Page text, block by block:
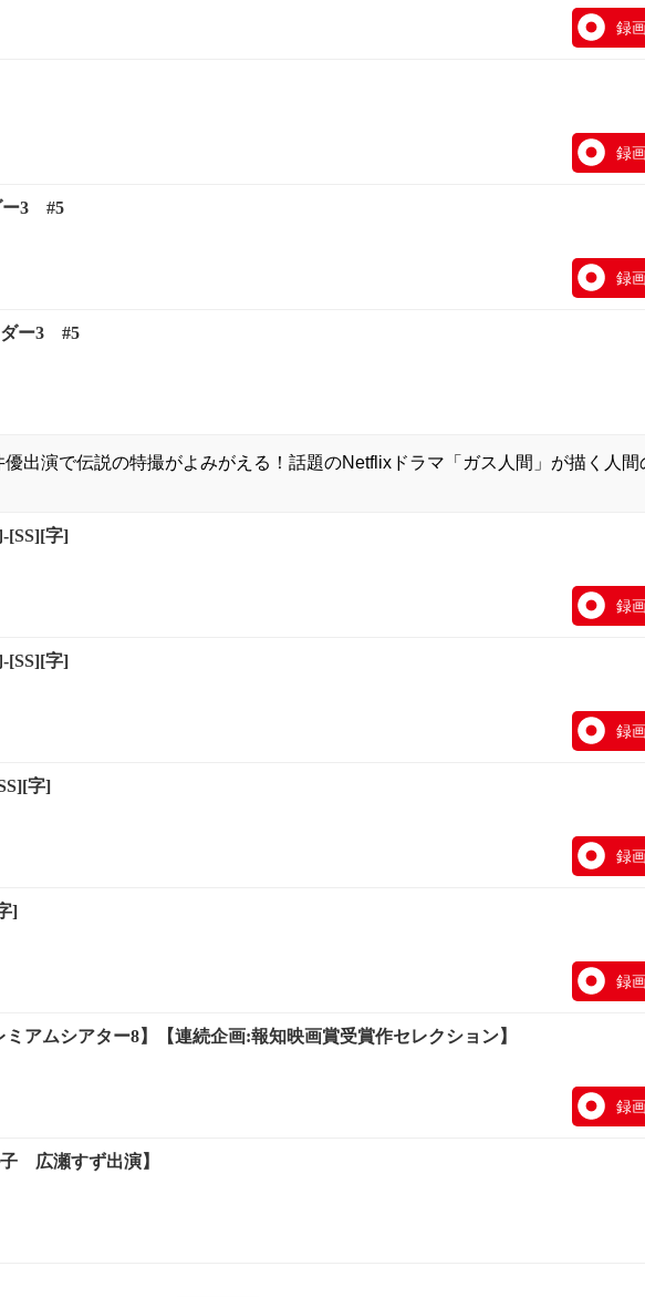
録
録
ー3 #5
録
ダー3 #5
優出演で伝説の特撮がよみがえる！話題のNetflixドラマ「ガス人間」が描く人
[SS][字]
録
[SS][字]
録
字]
録
]
録
アムシアター8】【連続企画:報知映画賞受賞作セレクション】
録
広瀬すず出演】